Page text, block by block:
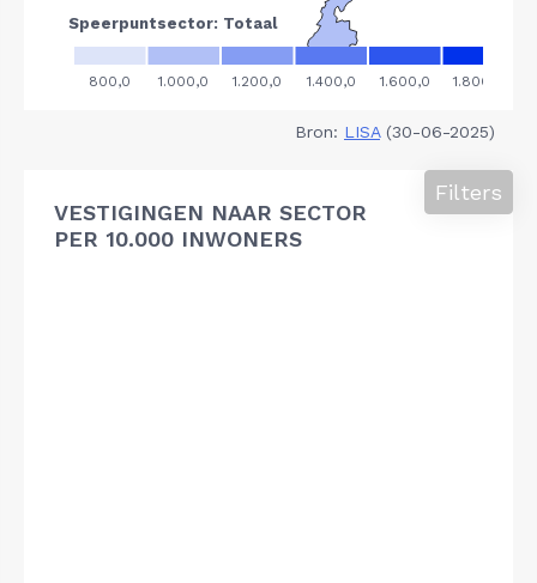
Bron: LISA(30-06-2025)
VESTIGINGEN NAAR SECTOR
PER 10.000 INWONERS
Filters